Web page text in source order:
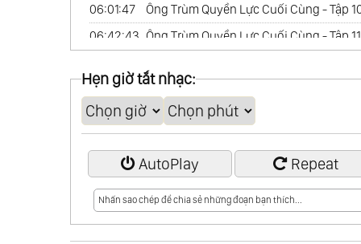
06:01:47
Ông Trùm Quyền Lực Cuối Cùng - Tập
06:42:43 Ông Trùm Quyền Lực Cuối Cùng - Tập 11
07:53:19
Ông Trùm Quyền Lực Cuối Cùng - Tập 13
08:30:12 Ông Trùm Quyền Lực Cuối Cùng - Tập 14
09:46:20 Ông Trùm Quyền Lực Cuối Cùng - Tập 16
10:23:12 Ông Trùm Quyền Lực Cuối Cùng - Tập
10:55:38 Ông Trùm Quyền Lực Cuối Cùng - Tập
Hẹn giờ tắt nhạc:
AutoPlay Repeat